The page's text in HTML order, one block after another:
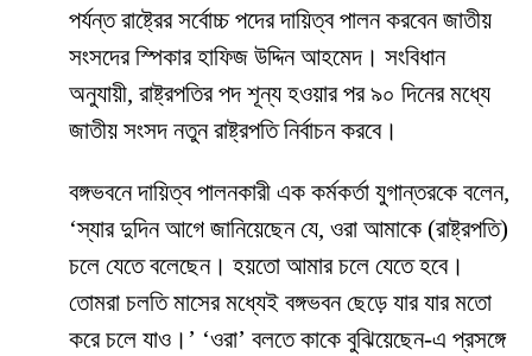
পর্যন্ত রাষ্ট্রের সর্বোচ্চ পদের দায়িত্ব পালন করবেন জাতীয়
সংসদের স্পিকার হাফিজ উদ্দিন আহমেদ। সংবিধান
অনুযায়ী, রাষ্ট্রপতির পদ শূন্য হওয়ার পর ৯০ দিনের মধ্যে
জাতীয় সংসদ নতুন রাষ্ট্রপতি নির্বাচন করবে।
বঙ্গভবনে দায়িত্ব পালনকারী এক কর্মকর্তা যুগান্তরকে বলেন,
‘স্যার দুদিন আগে জানিয়েছেন যে, ওরা আমাকে (রাষ্ট্রপতি)
চলে যেতে বলেছেন। হয়তো আমার চলে যেতে হবে।
তোমরা চলতি মাসের মধ্যেই বঙ্গভবন ছেড়ে যার যার মতো
করে চলে যাও।’ ‘ওরা’ বলতে কাকে বুঝিয়েছেন-এ প্রসঙ্গে